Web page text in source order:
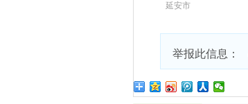
延安市
举报此信息：